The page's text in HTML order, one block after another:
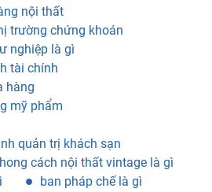
nội thất
trường chứng khoán
nghiệp là gì
tài chính
hàng
mỹ phẩm
quản trị khách sạn
cách nội thất vintage là gì
ban pháp chế là gì